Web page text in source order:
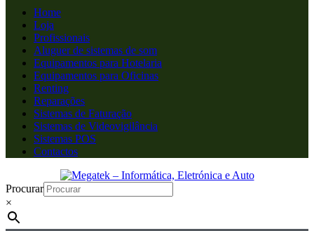
Home
Loja
Profissionais
Aluguer de sistemas de som
Equipamentos para Hotelaria
Equipamentos para Oficinas
Renting
Reparações
Sistemas de Faturação
Sistemas de Videovigilância
Sistemas POS
Contactos
Procurar
×